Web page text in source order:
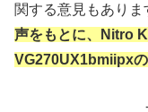
関する意見もありま
声をもとに、Nitro
VG270UX1bmiipx